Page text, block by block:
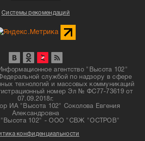
Системы рекомендаций
агентство "Высота 102"
службой по надзору в сфере
технологий и массовых коммуникаций
номер Эл № ФС77-73619 от
07.09.2018г.
ИА "Высота 102" Соколова Евгения
Александровна
"Высота 102" - ООО "СВЖ "ОСТРОВ"
конфиденциальности